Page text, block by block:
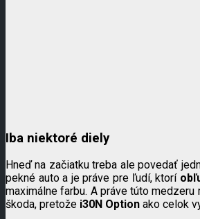
Iba niektoré diely
Hneď na začiatku treba ale povedať
pekné auto a je práve pre ľudí, ktorí
maximálne farbu. A práve túto
škoda, pretože i30N Option ako celok